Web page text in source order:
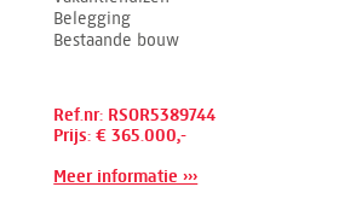
Belegging
Bestaande bouw
Ref.nr: RSOR5389744
Prijs: € 365.000,-
Meer informatie ›››